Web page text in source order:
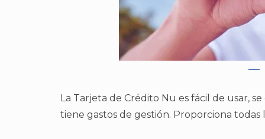
La Tarjeta de Crédito Nu es fácil de usar,
tiene gastos de gestión. Proporciona todas